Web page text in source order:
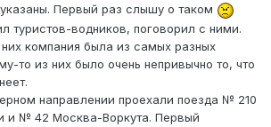
Первый раз слышу о таком
туристов-водников, поговорил с ними.
компания была из самых разных
то из них было очень непривычно то, что
направлении проехали поезда № 210
и № 42 Москва-Воркута. Первый